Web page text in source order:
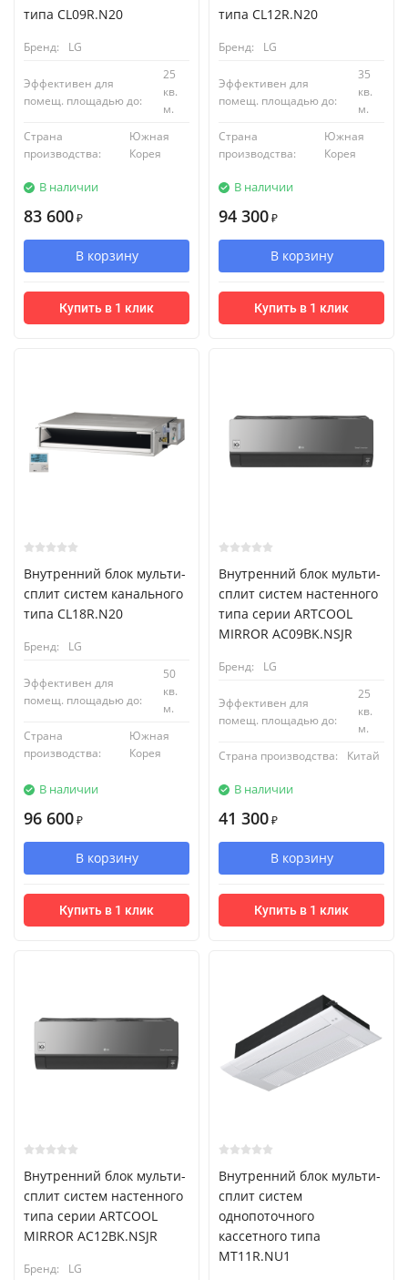
типа CL09R.N20
Бренд: LG
Эффективен для
помещ. площадью до:
25
кв.
м.
Страна
производства:
Южная
Корея
В наличии
83 600 ₽
В корзину
Купить в 1 клик
типа CL12R.N20
Бренд: LG
Эффективен для
помещ. площадью до:
35
кв.
м.
Страна
производства:
Южная
Корея
В наличии
94 300 ₽
В корзину
Купить в 1 клик
Внутренний блок мульти-
сплит систем канального
типа CL18R.N20
Бренд: LG
Эффективен для
помещ. площадью до:
50
кв.
м.
Страна
производства:
Южная
Корея
В наличии
96 600 ₽
В корзину
Купить в 1 клик
Внутренний блок мульти-
сплит систем настенного
типа серии ARTCOOL
MIRROR AC09BK.NSJR
Бренд: LG
Эффективен для
помещ. площадью до:
25
кв.
м.
Страна производства:
Китай
В наличии
41 300 ₽
В корзину
Купить в 1 клик
Внутренний блок мульти-
сплит систем настенного
типа серии ARTCOOL
MIRROR AC12BK.NSJR
Бренд: LG
Внутренний блок мульти-
сплит систем
однопоточного
кассетного типа
MT11R.NU1